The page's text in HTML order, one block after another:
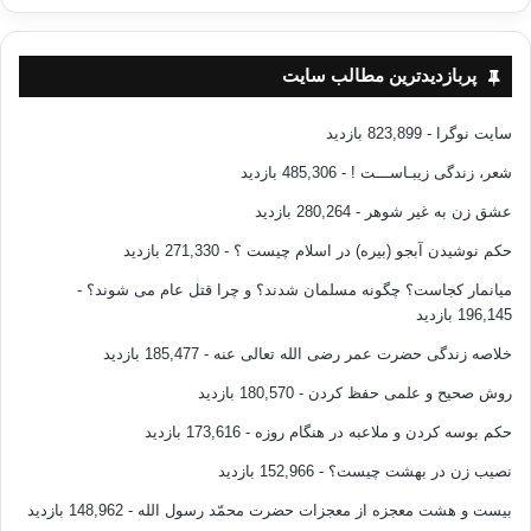
آماده شوند و در سالهای اول ازدواج با مشکلات راحت تر برخورد
کنند. اولین روزی که می خواستم اتو کشیدن را به او یاد دهم تعدادی
نگاه کن. تو باید اتو کردن را یاد بگیری. اینجوری. ببین تو باید خود را
برای زندگی آماده کنی. )
گفت:( مامان، لطفا” لطفی بهم بکن مرا برای زندگی آینده آماده
نکن.) مشخص شد که راه و روش من انگیزه کافی را در او ایجاد
نکرده بود.
داشت مادرش همیشه به او می گفت:( کاش چهل تا بچه مثل تو می
داشتم.) وقتی مادرش این حرف را به او می گفت او احساس بزرگی
می کرد و حرف مادرش را باور می کرد.
یک روز از پنجره بیرون را نگاه کردم چشمم به میچل افتاد که حیاط را
پربازدیدترین مطالب سایت
سایت نوگرا - 823,899 بازدید
شعر، زندگی زیبـاســـت ! - 485,306 بازدید
عشق زن به غیر شوهر - 280,264 بازدید
حکم نوشیدن آبجو (بیره) در اسلام چیست ؟ - 271,330 بازدید
میانمار کجاست؟ چگونه مسلمان شدند؟ و چرا قتل عام می شوند؟ -
196,145 بازدید
خلاصه زندگی حضرت عمر رضی الله تعالی عنه - 185,477 بازدید
روش صحیح و علمی حفظ کردن - 180,570 بازدید
حکم بوسه کردن و ملاعبه در هنگام روزه - 173,616 بازدید
نصیب زن در بهشت چیست؟ - 152,966 بازدید
بیست و هشت معجزه از معجزات حضرت محمّد رسول الله - 148,962 بازدید